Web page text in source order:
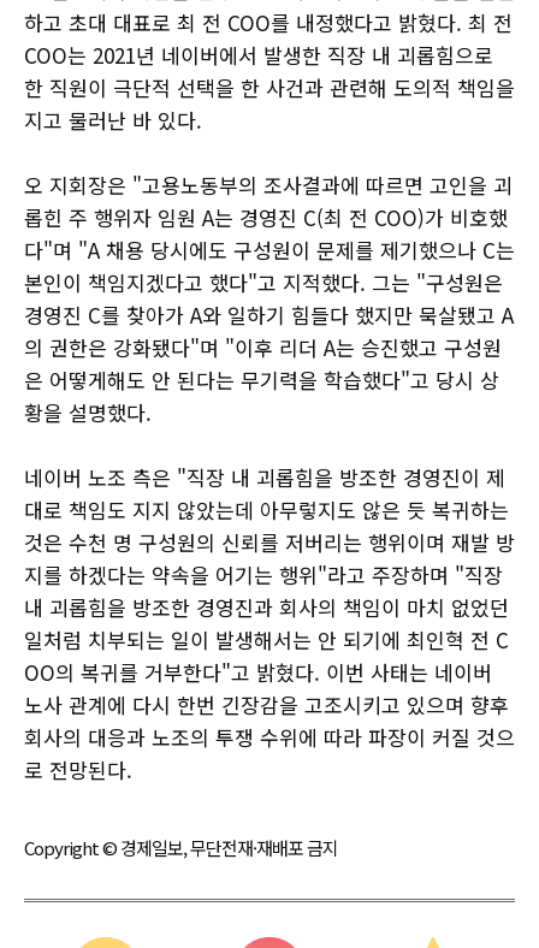
하고 초대 대표로 최 전 COO를 내정했다고 밝혔다. 최 전
COO는 2021년 네이버에서 발생한 직장 내 괴롭힘으로
한 직원이 극단적 선택을 한 사건과 관련해 도의적 책임을
지고 물러난 바 있다.
오 지회장은 "고용노동부의 조사결과에 따르면 고인을 괴
롭힌 주 행위자 임원 A는 경영진 C(최 전 COO)가 비호했
다"며 "A 채용 당시에도 구성원이 문제를 제기했으나 C는
본인이 책임지겠다고 했다"고 지적했다. 그는 "구성원은
경영진 C를 찾아가 A와 일하기 힘들다 했지만 묵살됐고 A
의 권한은 강화됐다"며 "이후 리더 A는 승진했고 구성원
은 어떻게해도 안 된다는 무기력을 학습했다"고 당시 상
황을 설명했다.
네이버 노조 측은 "직장 내 괴롭힘을 방조한 경영진이 제
대로 책임도 지지 않았는데 아무렇지도 않은 듯 복귀하는
것은 수천 명 구성원의 신뢰를 저버리는 행위이며 재발 방
지를 하겠다는 약속을 어기는 행위"라고 주장하며 "직장
내 괴롭힘을 방조한 경영진과 회사의 책임이 마치 없었던
일처럼 치부되는 일이 발생해서는 안 되기에 최인혁 전 C
OO의 복귀를 거부한다"고 밝혔다. 이번 사태는 네이버
노사 관계에 다시 한번 긴장감을 고조시키고 있으며 향후
회사의 대응과 노조의 투쟁 수위에 따라 파장이 커질 것으
로 전망된다.
Copyright © 경제일보, 무단전재·재배포 금지